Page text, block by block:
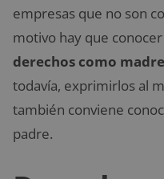
empresas que no son
motivo hay que
derechos como madre
todavía, exprimirlos al
también conviene
padre.